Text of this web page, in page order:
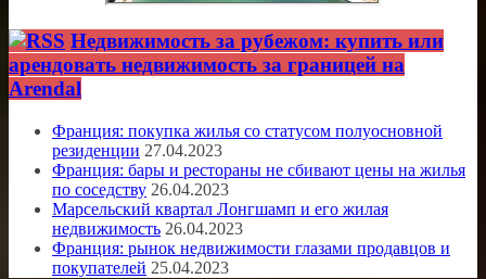
Недвижимость за рубежом: купить или
арендовать недвижимость за границей на
Arendal
Франция: покупка жилья со статусом полуосновной
резиденции 27.04.2023
Франция: бары и рестораны не сбивают цены на жилья
по соседству 26.04.2023
Марсельский квартал Лонгшамп и его жилая
недвижимость 26.04.2023
Франция: рынок недвижимости глазами продавцов и
покупателей 25.04.2023